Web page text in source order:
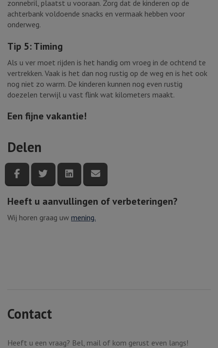
zonnebril, plaatst u vooraan. Zorg dat de kinderen op de
achterbank voldoende snacks en vermaak hebben voor
onderweg.
Tip 5: Timing
Als u ver moet rijden is het handig om vroeg in de ochtend te
vertrekken. Vaak is het dan nog rustig op de weg en is het ook
nog niet zo warm. De kinderen kunnen nog even rustig
doezelen terwijl u vast flink wat kilometers maakt.
Een fijne vakantie!
Delen
Deel deze pagina via Facebook
Deel deze pagina via Twitter
Deel deze pagina via LinkedIn
Heeft u aanvullingen of verbeteringen?
Wij horen graag uw mening.
Contact
Heeft u een vraag? Bel, mail of kom gerust even langs!